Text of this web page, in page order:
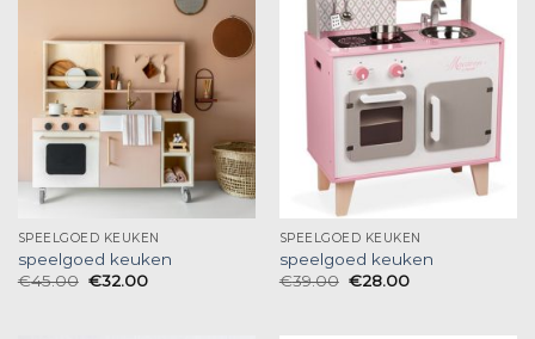
SPEELGOED KEUKEN
speelgoed keuken
€45.00 €32.00
SPEELGOED KEUKEN
speelgoed keuken
€39.00 €28.00